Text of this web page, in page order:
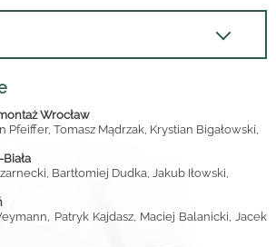
Wrocław
Pfeiffer, Tomasz Mądrzak, Krystian Bigałowski,
Bartłomiej Dudka, Jakub Iłowski,
Patryk Kajdasz, Maciej Balanicki, Jacek